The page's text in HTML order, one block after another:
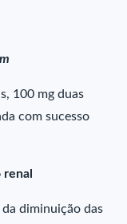
100 mg duas
com sucesso
diminuição das